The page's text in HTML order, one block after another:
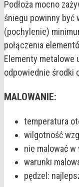
Podłoża mocno
śniegu powinny być
(pochylenie)
połączenia
Elementy metalowe
odpowiednie środki
MALOWANIE:
temperatura
wilgotność
nie malować
warunki
pędzel: